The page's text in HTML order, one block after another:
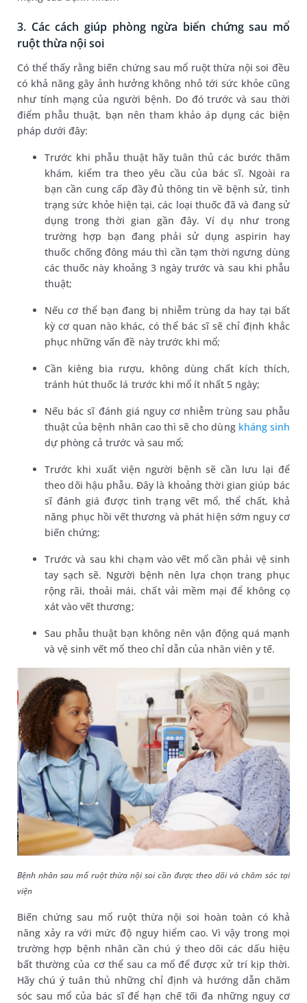
3. Các cách giúp phòng ngừa biến chứng sau mổ
ruột thừa nội soi
Có thể thấy rằng biến chứng sau mổ ruột thừa nội soi đều
có khả năng gây ảnh hưởng không nhỏ tới sức khỏe cũng
như tính mạng của người bệnh. Do đó trước và sau thời
điểm phẫu thuật, bạn nên tham khảo áp dụng các biện
pháp dưới đây:
Trước khi phẫu thuật hãy tuân thủ các bước thăm
khám, kiểm tra theo yêu cầu của bác sĩ. Ngoài ra
bạn cần cung cấp đầy đủ thông tin về bệnh sử, tình
trạng sức khỏe hiện tại, các loại thuốc đã và đang sử
dụng trong thời gian gần đây. Ví dụ như trong
trường hợp bạn đang phải sử dụng aspirin hay
thuốc chống đông máu thì cần tạm thời ngưng dùng
các thuốc này khoảng 3 ngày trước và sau khi phẫu
thuật;
Nếu cơ thể bạn đang bị nhiễm trùng da hay tại bất
kỳ cơ quan nào khác, có thể bác sĩ sẽ chỉ định khắc
phục những vấn đề này trước khi mổ;
Cần kiêng bia rượu, không dùng chất kích thích,
tránh hút thuốc lá trước khi mổ ít nhất 5 ngày;
Nếu bác sĩ đánh giá nguy cơ nhiễm trùng sau phẫu
thuật của bệnh nhân cao thì sẽ cho dùng kháng sinh
dự phòng cả trước và sau mổ;
Trước khi xuất viện người bệnh sẽ cần lưu lại để
theo dõi hậu phẫu. Đây là khoảng thời gian giúp bác
sĩ đánh giá được tình trạng vết mổ, thể chất, khả
năng phục hồi vết thương và phát hiện sớm nguy cơ
biến chứng;
Trước và sau khi chạm vào vết mổ cần phải vệ sinh
tay sạch sẽ. Người bệnh nên lựa chọn trang phục
rộng rãi, thoải mái, chất vải mềm mại để không cọ
xát vào vết thương;
Sau phẫu thuật bạn không nên vận động quá mạnh
và vệ sinh vết mổ theo chỉ dẫn của nhân viên y tế.
Bệnh nhân sau mổ ruột thừa nội soi cần được theo dõi và chăm sóc tại
viện
Biến chứng sau mổ ruột thừa nội soi hoàn toàn có khả
năng xảy ra với mức độ nguy hiểm cao. Vì vậy trong mọi
trường hợp bệnh nhân cần chú ý theo dõi các dấu hiệu
bất thường của cơ thể sau ca mổ để được xử trí kịp thời.
Hãy chú ý tuân thủ những chỉ định và hướng dẫn chăm
sóc sau mổ của bác sĩ để hạn chế tối đa những nguy cơ